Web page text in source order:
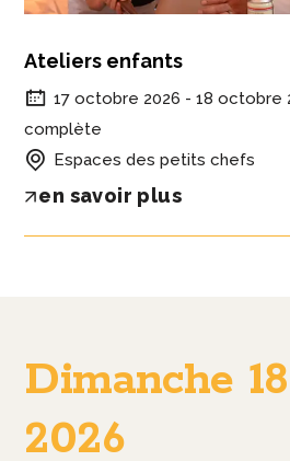
Ateliers enfants
17 octobre 2026 - 18 octobre
complète
Espaces des petits chefs
en savoir plus
Dimanche
2026